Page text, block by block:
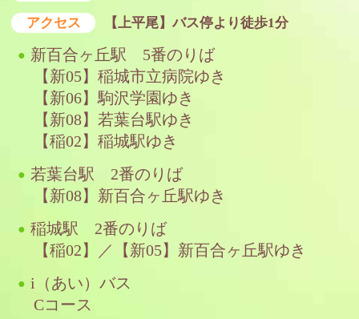
アクセス 【上平尾】バス停より徒歩1分
新百合ヶ丘駅 5番のりば
【新05】稲城市立病院ゆき
【新06】駒沢学園ゆき
【新08】若葉台駅ゆき
【稲02】稲城駅ゆき
若葉台駅 2番のりば
【新08】新百合ヶ丘駅ゆき
稲城駅 2番のりば
【稲02】／【新05】新百合ヶ丘駅ゆき
i（あい）バス
Cコース